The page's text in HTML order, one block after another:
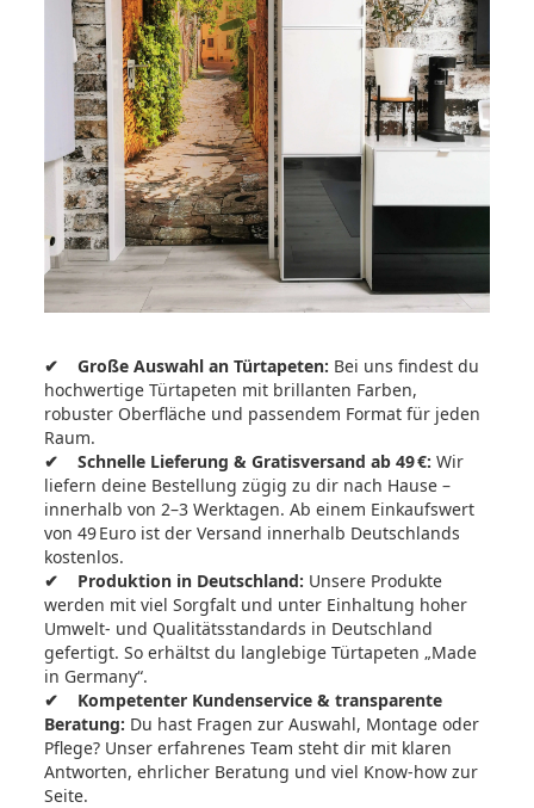
✔ Große Auswahl an Türtapeten: Bei uns findest du
hochwertige Türtapeten mit brillanten Farben,
robuster Oberfläche und passendem Format für jeden
Raum.
✔ Schnelle Lieferung & Gratisversand ab 49 €: Wir
liefern deine Bestellung zügig zu dir nach Hause –
innerhalb von 2–3 Werktagen. Ab einem Einkaufswert
von 49 Euro ist der Versand innerhalb Deutschlands
kostenlos.
✔ Produktion in Deutschland: Unsere Produkte
werden mit viel Sorgfalt und unter Einhaltung hoher
Umwelt- und Qualitätsstandards in Deutschland
gefertigt. So erhältst du langlebige Türtapeten „Made
in Germany“.
✔ Kompetenter Kundenservice & transparente
Beratung: Du hast Fragen zur Auswahl, Montage oder
Pflege? Unser erfahrenes Team steht dir mit klaren
Antworten, ehrlicher Beratung und viel Know-how zur
Seite.